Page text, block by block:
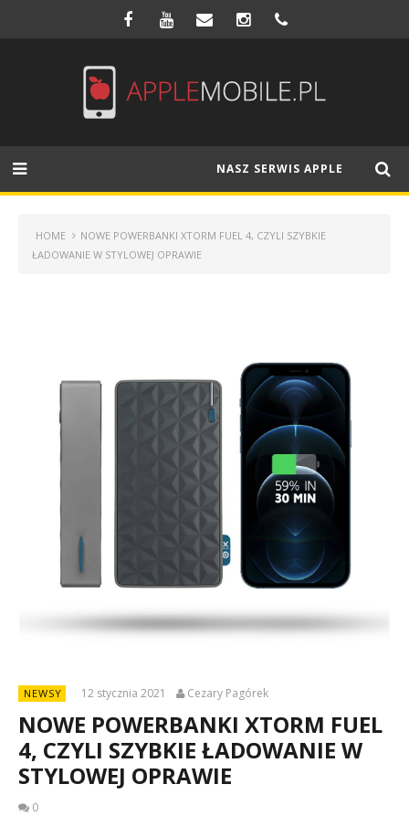
NASZ SERWIS APPLE
HOME
NOWE POWERBANKI XTORM FUEL 4, CZYLI SZYBKIE
ŁADOWANIE W STYLOWEJ OPRAWIE
NEWSY 12 stycznia 2021 Cezary Pagórek
NOWE POWERBANKI XTORM FUEL
4, CZYLI SZYBKIE ŁADOWANIE W
STYLOWEJ OPRAWIE
0